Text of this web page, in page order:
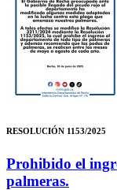
RESOLUCIÓN 1153/2025
Prohibido el
palmeras.